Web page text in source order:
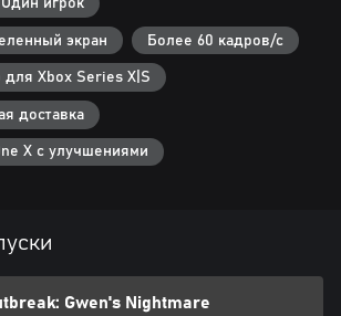
Один игрок
экран Более 60 кадров/с
для Xbox Series X|S
доставка
X с улучшениями
Gwen's Nightmare